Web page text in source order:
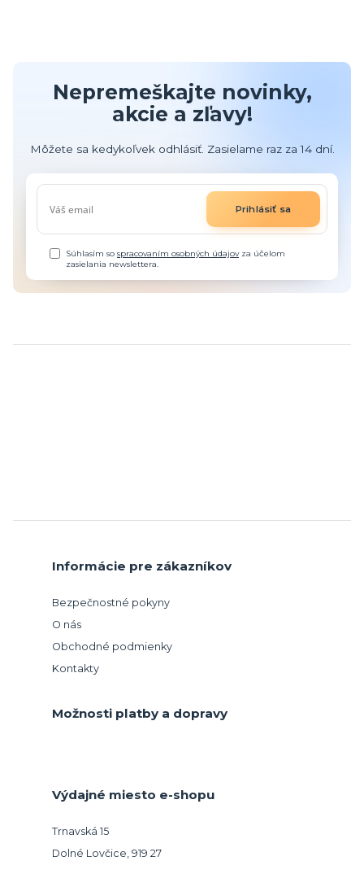
Nepremeškajte novinky,
akcie a zľavy!
Môžete sa kedykoľvek odhlásiť. Zasielame raz za 14 dní.
Prihlásiť sa
Súhlasím sospracovaním osobných údajovza účelom
zasielania newslettera.
Informácie pre zákazníkov
Bezpečnostné pokyny
O nás
Obchodné podmienky
Kontakty
Možnosti platby a dopravy
Výdajné miesto e-shopu
Trnavská 15
Dolné Lovčice, 919 27